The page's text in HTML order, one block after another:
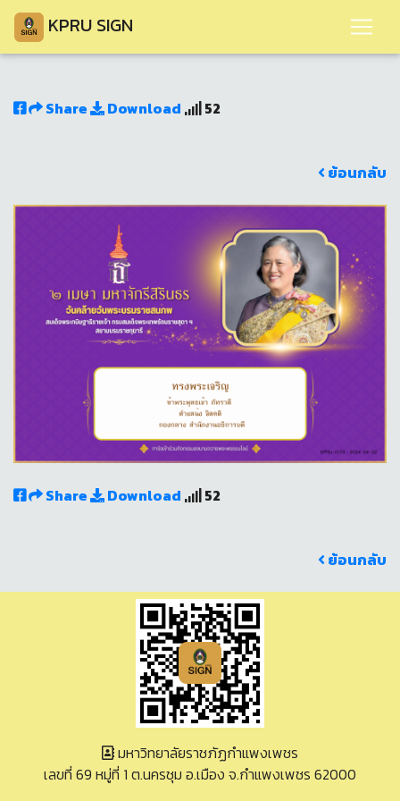
KPRU SIGN
Share Download 52
ย้อนกลับ
Share Download 52
ย้อนกลับ
มหาวิทยาลัยราชภัฏกำแพงเพชร
เลขที่ 69 หมู่ที่ 1 ต.นครชุม อ.เมือง จ.กำแพงเพชร 62000